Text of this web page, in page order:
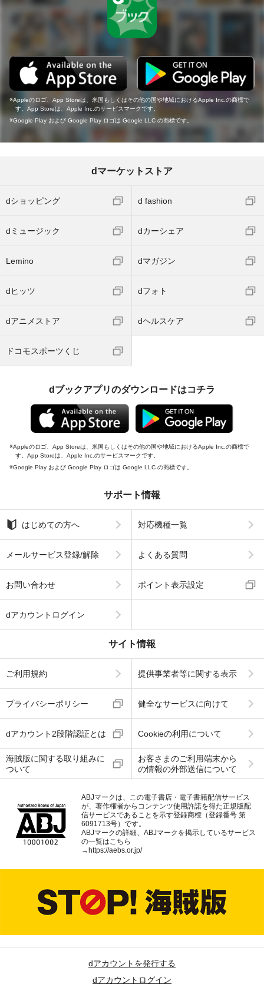
Appleのロゴ、App Storeは、米国もしくはその他の国や地域におけるApple Inc.の商標で
す。App Storeは、Apple Inc.のサービスマークです。
Google Play および Google Play ロゴは Google LLC の商標です。
dマーケットストア
dショッピング d fashion
dミュージック dカーシェア
Lemino dマガジン
dヒッツ dフォト
dアニメストア dヘルスケア
ドコモスポーツくじ
dブックアプリのダウンロードはコチラ
Appleのロゴ、App Storeは、米国もしくはその他の国や地域におけるApple Inc.の商標で
す。App Storeは、Apple Inc.のサービスマークです。
Google Play および Google Play ロゴは Google LLC の商標です。
サポート情報
はじめての方へ 対応機種一覧
メールサービス登録/解除 よくある質問
お問い合わせ ポイント表示設定
dアカウントログイン
サイト情報
ご利用規約 提供事業者等に関する表示
プライバシーポリシー 健全なサービスに向けて
dアカウント2段階認証とは Cookieの利用について
海賊版に関する取り組みに
ついて
お客さまのご利用端末から
の情報の外部送信について
ABJマークは、この電子書店・電子書籍配信サービス
が、著作権者からコンテンツ使用許諾を得た正規版配
信サービスであることを示す登録商標（登録番号 第
6091713号）です。
ABJマークの詳細、ABJマークを掲示しているサービス
の一覧はこちら
→ https://aebs.or.jp/
dアカウントを発行する
dアカウントログイン